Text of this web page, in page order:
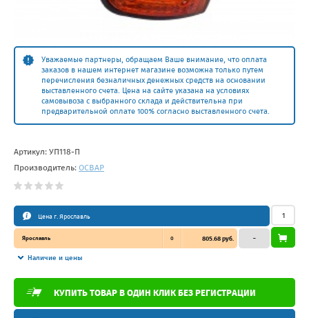
Уважаемые партнеры, обращаем Ваше внимание, что оплата
заказов в нашем интернет магазине возможна только путем
перечисления безналичных денежных средств на основании
выставленного счета. Цена на сайте указана на условиях
самовывоза с выбранного склада и действительна при
предварительной оплате 100% согласно выставленного счета.
Артикул: УП118-П
Производитель: ОСВАР
Цена г. Ярославль
Ярославль 0 805.68 руб.
Наличие и цены
–
КУПИТЬ ТОВАР В ОДИН КЛИК БЕЗ РЕГИСТРАЦИИ